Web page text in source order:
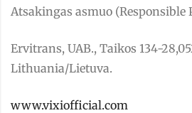
Atsakingas asmuo (Responsible
Ervitrans, UAB., Taikos 134-
Lithuania/Lietuva.
www.vixiofficial.com